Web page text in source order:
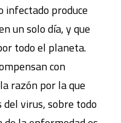
infectado produce
un solo día, y que
todo el planeta.
con
razón por la que
virus, sobre todo